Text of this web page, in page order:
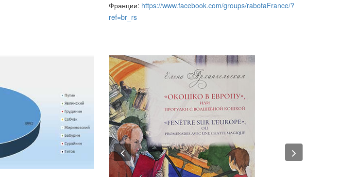
Франции: https://www.facebook.com/groups/rabotaFrance/?
ref=br_rs
Previous